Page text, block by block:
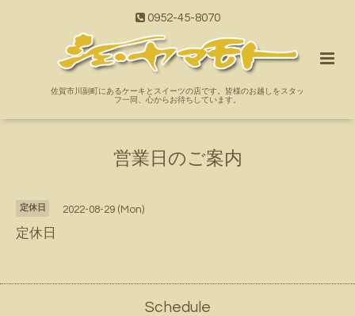
0952-45-8070
佐賀市川副町にあるケーキとスイーツの店です。皆様のお越しをスタッ
フ一同、心からお待ちしています。
営業日のご案内
定休日 2022-08-29 (Mon)
定休日
Schedule